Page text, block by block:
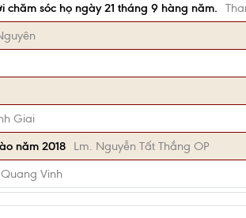
sóc họ ngày 21 tháng 9 hàng năm.
Giai
năm 2018
Lm. Nguyễn Tất Thắng OP
Vinh